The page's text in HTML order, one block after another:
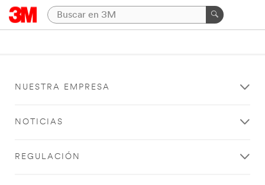
NUESTRA EMPRESA
NOTICIAS
REGULACIÓN